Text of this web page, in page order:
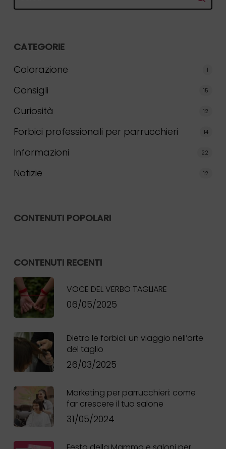
Nessun prodotto
nel carrello.
Go To Shop
CATEGORIE
Colorazione
1
Consigli 15
Curiosità 12
Forbici professionali per parrucchieri 14
Informazioni 22
Notizie 12
CONTENUTI POPOLARI
CONTENUTI RECENTI
VOCE DEL VERBO TAGLIARE
06/05/2025
Dietro le forbici: un viaggio nell’arte
del taglio
26/03/2025
Marketing per parrucchieri: come
far crescere il tuo salone
31/05/2024